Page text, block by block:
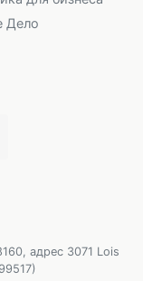
Дело
адрес 3071 Lois